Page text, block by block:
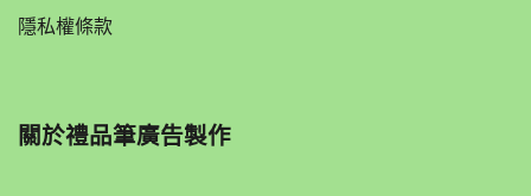
隱私權條款
關於禮品筆廣告製作